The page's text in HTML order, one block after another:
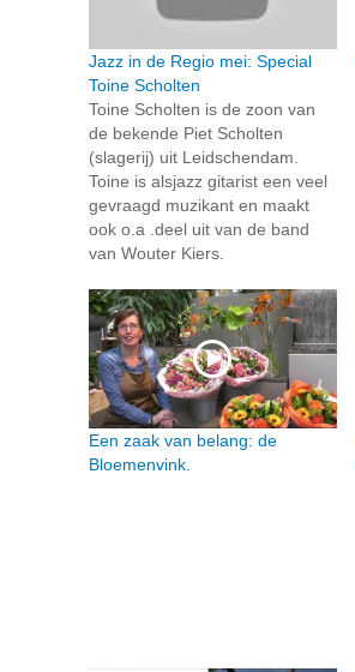
Jazz in de Regio mei: Special
Toine Scholten
Toine Scholten is de zoon van
de bekende Piet Scholten
(slagerij) uit Leidschendam.
Toine is alsjazz gitarist een veel
gevraagd muzikant en maakt
ook o.a .deel uit van de band
van Wouter Kiers.
Een zaak van belang: de
Bloemenvink.